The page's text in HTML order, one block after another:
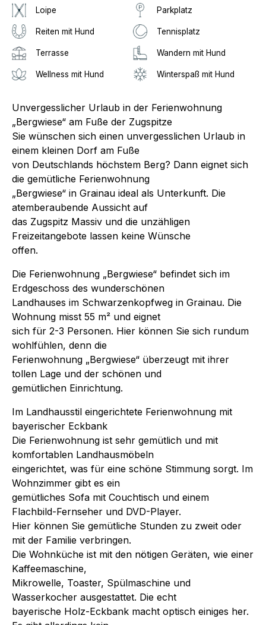
Loipe Parkplatz
Reiten mit Hund Tennisplatz
Terrasse Wandern mit Hund
Wellness mit Hund Winterspaß mit Hund
Unvergesslicher Urlaub in der Ferienwohnung
„Bergwiese“ am Fuße der Zugspitze
Sie wünschen sich einen unvergesslichen Urlaub in
einem kleinen Dorf am Fuße
von Deutschlands höchstem Berg? Dann eignet sich
die gemütliche Ferienwohnung
„Bergwiese“ in Grainau ideal als Unterkunft. Die
atemberaubende Aussicht auf
das Zugspitz Massiv und die unzähligen
Freizeitangebote lassen keine Wünsche
offen.
Die Ferienwohnung „Bergwiese“ befindet sich im
Erdgeschoss des wunderschönen
Landhauses im Schwarzenkopfweg in Grainau. Die
Wohnung misst 55 m² und eignet
sich für 2-3 Personen. Hier können Sie sich rundum
wohlfühlen, denn die
Ferienwohnung „Bergwiese“ überzeugt mit ihrer
tollen Lage und der schönen und
gemütlichen Einrichtung.
Im Landhausstil eingerichtete Ferienwohnung mit
bayerischer Eckbank
Die Ferienwohnung ist sehr gemütlich und mit
komfortablen Landhausmöbeln
eingerichtet, was für eine schöne Stimmung sorgt. Im
Wohnzimmer gibt es ein
gemütliches Sofa mit Couchtisch und einem
Flachbild-Fernseher und DVD-Player.
Hier können Sie gemütliche Stunden zu zweit oder
mit der Familie verbringen.
Die Wohnküche ist mit den nötigen Geräten, wie einer
Kaffeemaschine,
Mikrowelle, Toaster, Spülmaschine und
Wasserkocher ausgestattet. Die echt
bayerische Holz-Eckbank macht optisch einiges her.